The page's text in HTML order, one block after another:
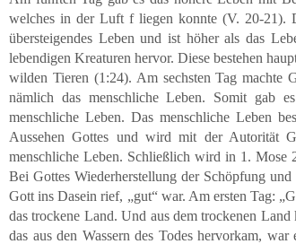
welches in der Luft f liegen konnte (V. 20-21).
übersteigendes Leben und ist höher als das
lebendigen Kreaturen hervor. Diese bestehen
wilden Tieren (1:24). Am sechsten Tag machte
nämlich das menschliche Leben. Somit gab
menschliche Leben. Das menschliche Leben
Aussehen Gottes und wird mit der Autorität
menschliche Leben. Schließlich wird in 1. Mose
Bei Gottes Wiederherstellung der Schöpfung
Gott ins Dasein rief, „gut“ war. Am ersten Tag:
das trockene Land. Und aus dem trockenen
das aus den Wassern des Todes hervorkam,